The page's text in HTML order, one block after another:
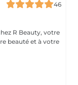
46
beauté et à votre